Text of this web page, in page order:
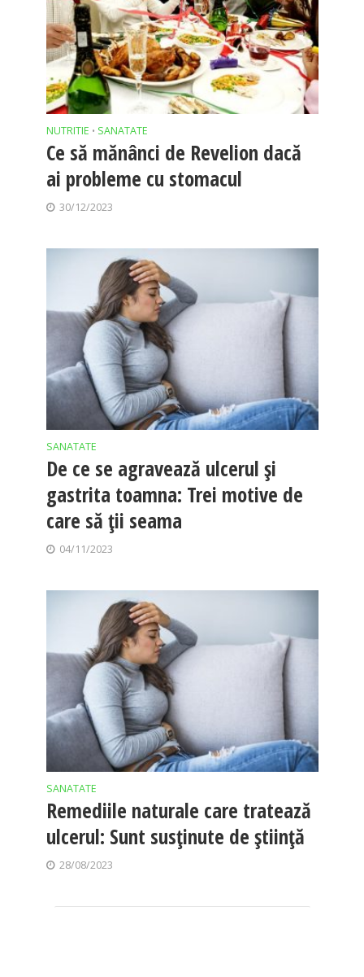
NUTRITIE • SANATATE
Ce să mănânci de Revelion dacă
ai probleme cu stomacul
30/12/2023
SANATATE
De ce se agravează ulcerul și
gastrita toamna: Trei motive de
care să ții seama
04/11/2023
SANATATE
Remediile naturale care tratează
ulcerul: Sunt susținute de știință
28/08/2023